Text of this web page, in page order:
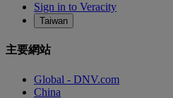
Sign in to Veracity
Taiwan
主要網站
Global - DNV.com
China